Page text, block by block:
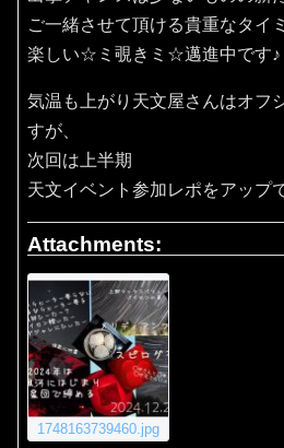
ご一緒させて頂ける貴重なタイ
楽しい☆ミ覗きミ☆邁進中です♪
気温も上がり天文屋さんはオフ
すが、
次回は上半期
天文イベント参加レポをアップ
Attachments:
1748163739460.jpg